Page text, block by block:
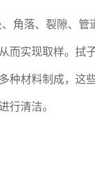
角落、裂隙、
而实现取样。拭
种材料制成，这
行清洁。